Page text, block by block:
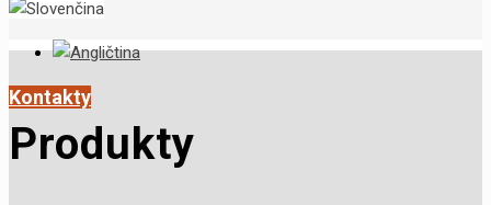
Kontakty
Produkty